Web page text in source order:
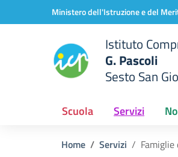
Vai ai contenuti
Vai al menu di navigazioneMinistero dell'Istruzione e del
Istituto
G. Pascoli
Sesto San
Scuola Servizi
Home Servizi